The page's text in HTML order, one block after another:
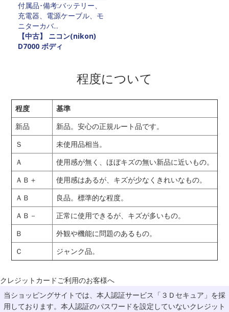
付属品･備考:バッテリー、
充電器、電源ケーブル、モ
ニターカバ...
【中古】 ニコン(nikon)
D7000 ボディ
程度について
程度
基準
新品
新品。安心の正規ルート品です。
Ｓ
未使用品相当。
Ａ
使用感が無く、ほぼキズの無い新品に近いもの。
ＡＢ＋
使用感はあるが、キズが少なくきれいなもの。
ＡＢ
良品。標準的な程度。
ＡＢ－
正常に使用できるが、キズが多いもの。
Ｂ
外観や機能に問題のあるもの。
Ｃ
ジャンク品。
クレジットカードご利用のお客様へ
当ショッピングサイトでは、本人認証サービス「３Ｄセキュア」を採
用しております。本人認証のパスワードを設定していないクレジット